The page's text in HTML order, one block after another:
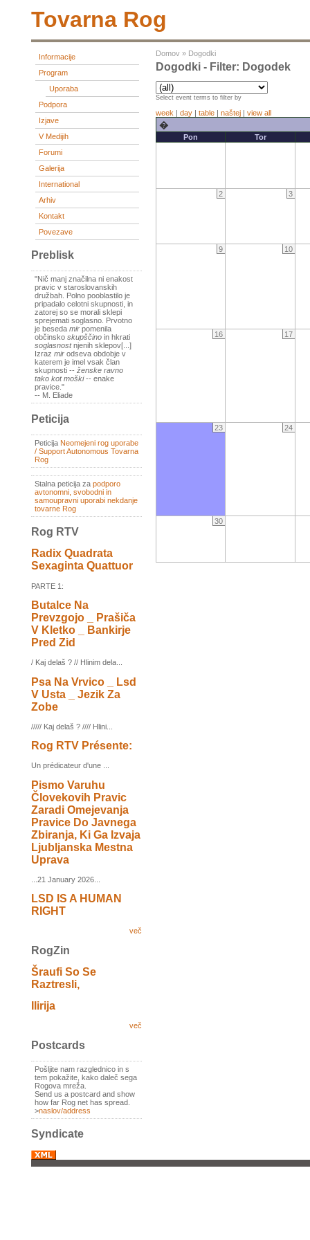
Tovarna Rog
Informacije
Program
Uporaba
Podpora
Izjave
V Medijih
Forumi
Galerija
International
Arhiv
Kontakt
Povezave
Preblisk
"Nič manj značilna ni enakost
pravic v staroslovanskih
družbah. Polno pooblastilo je
pripadalo celotni skupnosti, in
zatorej so se morali sklepi
sprejemati soglasno. Prvotno
je beseda mir pomenila
občinsko skupščino in hkrati
soglasnostnjenih sklepov[...]
Izraz mir odseva obdobje v
katerem je imel vsak član
skupnosti -- ženske ravno
tako kot moški-- enake
pravice."
-- M. Eliade
Peticija
Peticija Neomejeni rog uporabe
/ Support Autonomous Tovarna
Rog
Stalna peticija za podporo
avtonomni, svobodni in
samoupravni uporabi nekdanje
tovarne Rog
Rog RTV
Radix Quadrata
Sexaginta Quattuor
PARTE 1:
Butalce Na
Prevzgojo _ Prašiča
V Kletko _ Bankirje
Pred Zid
/ Kaj delaš ? // Hlinim dela...
Psa Na Vrvico _ Lsd
V Usta _ Jezik Za
Zobe
///// Kaj delaš ? //// Hlini...
Rog RTV Présente:
Un prédicateur d'une ...
Pismo Varuhu
Človekovih Pravic
Zaradi Omejevanja
Pravice Do Javnega
Zbiranja, Ki Ga Izvaja
Ljubljanska Mestna
Uprava
...21 January 2026...
LSD IS A HUMAN
RIGHT
več
RogZin
Šraufi So Se
Raztresli,
Ilirija
več
Postcards
Pošljite nam razglednico in s
tem pokažite, kako daleč sega
Rogova mreža.
Send us a postcard and show
how far Rog net has spread.
>naslov/address
Syndicate
Domov » Dogodki
Dogodki - Filter: Dogodek
Select event terms to filter by
week | day | table | naštej | view all
�
Pon Tor
2 3
9 10
16 17
23 24
30